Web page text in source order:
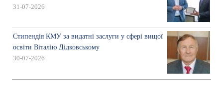
31-07-2026
Стипендія КМУ за видатні заслуги у сфері вищої
освіти Віталію Дідковському
30-07-2026